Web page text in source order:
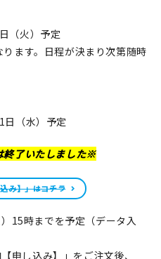
（火）予定
ます。日程が決まり次第随時
（水）予定
終了いたしました※
み】」はコチラ
15時までを予定（データ入
申し込み】」をご注文後、